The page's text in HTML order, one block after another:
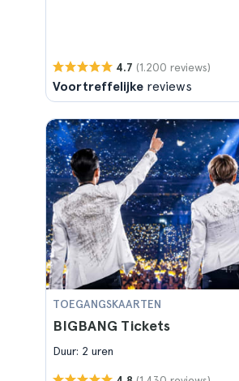
4.7 (1.200 reviews)
Voortreffelijke reviews
TOEGANGSKAARTEN
BIGBANG Tickets
Duur: 2 uren